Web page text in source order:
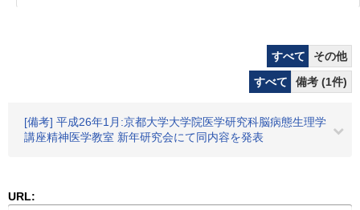
すべて
その他
すべて
備考 (1件)
[備考] 平成26年1月:京都大学大学院医学研究科脳病態生理学
講座精神医学教室 新年研究会にて同内容を発表
URL: